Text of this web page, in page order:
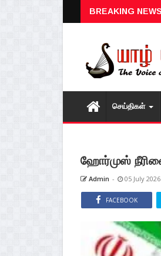
BREAKING NEWS
செய்திகள்
ஹோர்முஸ்
Admin - 05 July 2026
FACEBOOK